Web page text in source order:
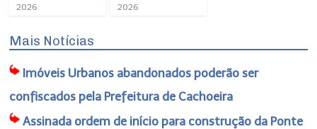
2026
2026
Mais Notícias
Imóveis Urbanos abandonados poderão ser
confiscados pela Prefeitura de Cachoeira
Assinada ordem de início para construção da Ponte